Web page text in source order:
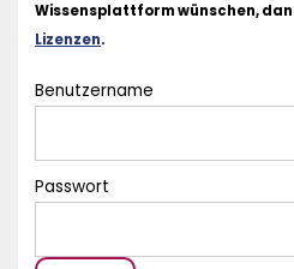
Wissensplattform wünschen,
Lizenzen.
Benutzername
Passwort